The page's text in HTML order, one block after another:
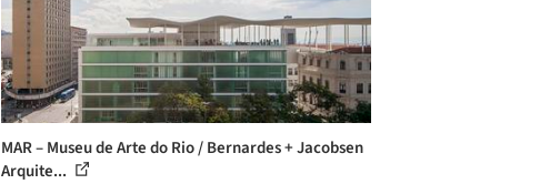
MAR – Museu de Arte do Rio / Bernardes + Jacobsen
Arquite...